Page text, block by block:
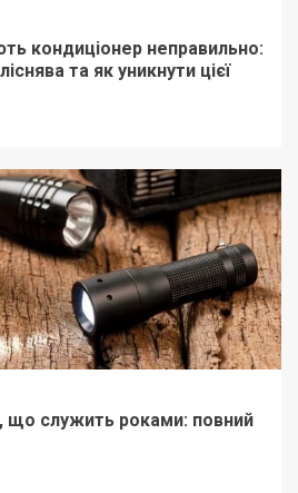
кондиціонер неправильно:
та як уникнути цієї
що служить роками: повний